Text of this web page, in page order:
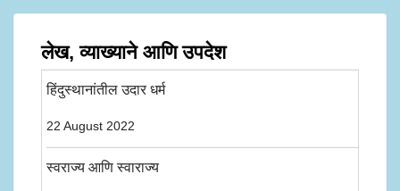
लेख, व्याख्याने आणि उपदेश
हिंदुस्थानांतील उदार धर्म
22 August 2022
स्वराज्य आणि स्वाराज्य